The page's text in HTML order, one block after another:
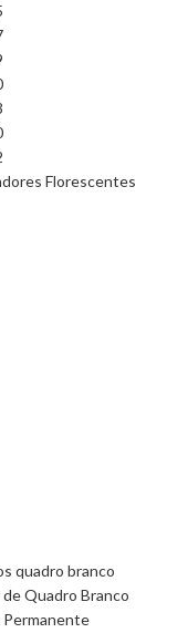
Florescentes
quadro branco
Quadro Branco
Permanente